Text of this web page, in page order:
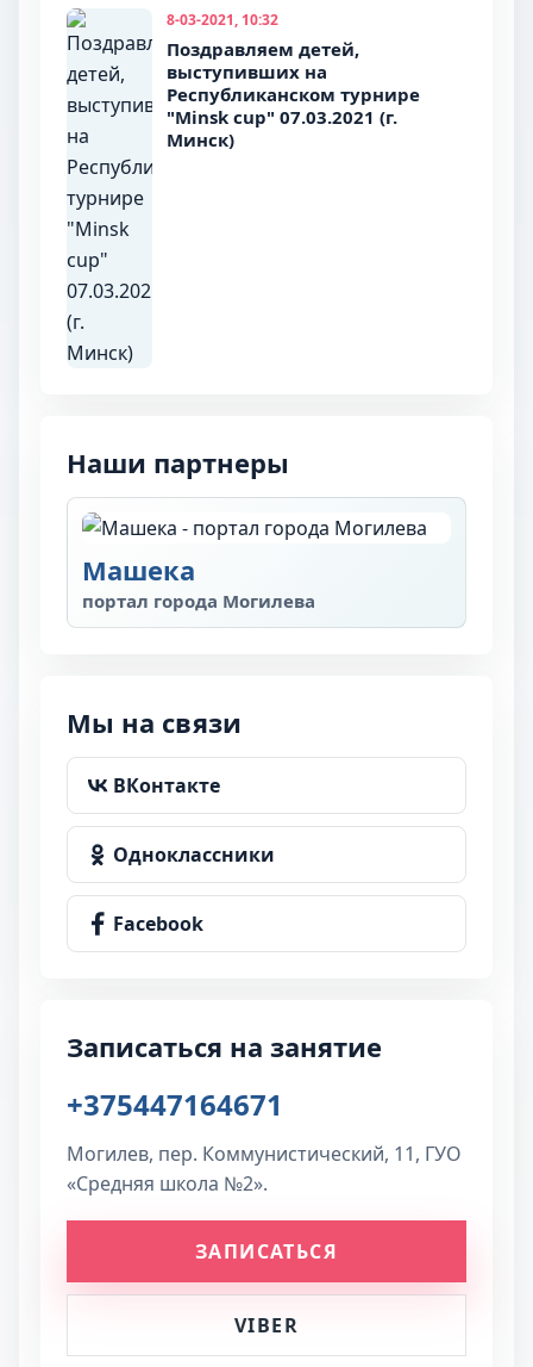
8-03-2021, 10:32
Поздравляем детей,
выступивших на
Республиканском турнире
"Minsk cup" 07.03.2021 (г.
Минск)
Наши партнеры
Машека
портал города Могилева
Мы на связи
ВКонтакте
Одноклассники
Facebook
Записаться на занятие
+375447164671
Могилев, пер. Коммунистический, 11, ГУО
«Средняя школа №2».
ЗАПИСАТЬСЯ
VIBER